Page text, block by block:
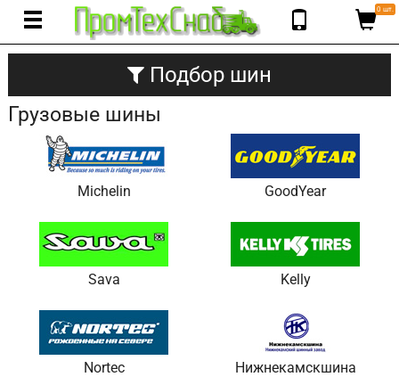
0 шт.
Подбор шин
Грузовые шины
Michelin GoodYear
Sava Kelly
Nortec Нижнекамскшина